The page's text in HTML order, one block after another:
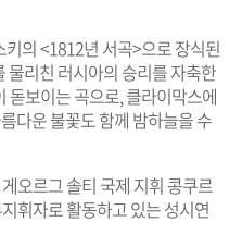
의 <1812년 서곡>으로 장식된
물리친 러시아의 승리를 자축한
돋보이는 곡으로, 클라이막스에
다운 불꽃도 함께 밤하늘을 수
오르그 솔티 국제 지휘 콩쿠르
휘자로 활동하고 있는 성시연